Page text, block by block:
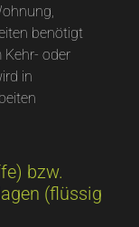
benötigt
Kehr- oder
in
bzw.
(flüssig